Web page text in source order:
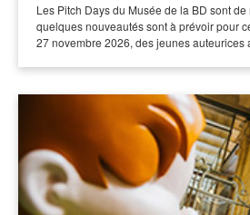
Les Pitch Days du Musée de la BD sont
quelques nouveautés sont à prévoir pour
27 novembre 2026, des jeunes